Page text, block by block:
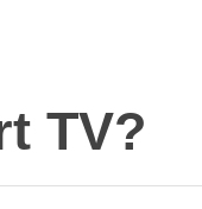
TV?